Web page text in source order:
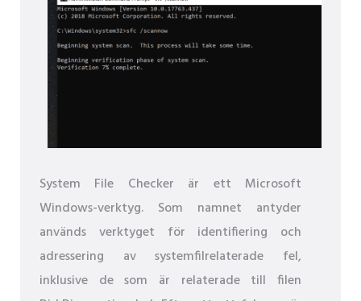
System File Checker är ett Microsoft
Windows-verktyg. Som namnet antyder
används verktyget för identifiering och
adressering av systemfilrelaterade fel,
inklusive de som är relaterade till filen